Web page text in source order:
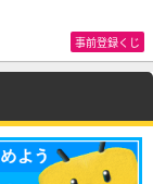
事前登録くじ